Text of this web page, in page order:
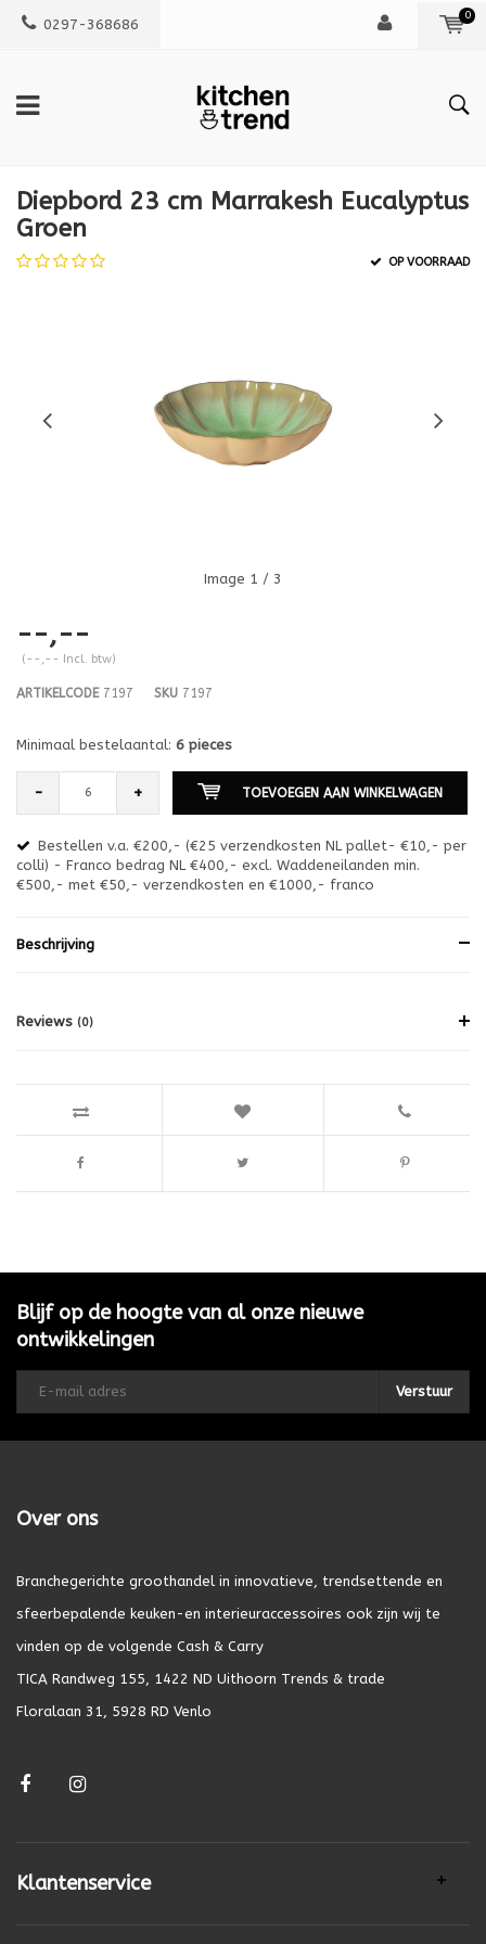
0297-368686
0
Diepbord 23 cm Marrakesh Eucalyptus
Groen
OP VOORRAAD
Image 1 / 3
--,--
(--,-- Incl. btw)
ARTIKELCODE7197 SKU 7197
Minimaal bestelaantal: 6 pieces
- + TOEVOEGEN AAN WINKELWAGEN
Bestellen v.a. €200,- (€25 verzendkosten NL pallet- €10,- per
colli) - Franco bedrag NL €400,- excl. Waddeneilanden min.
€500,- met €50,- verzendkosten en €1000,- franco
Beschrijving
Reviews (0)
Blijf op de hoogte van al onze nieuwe
ontwikkelingen
Verstuur
Over ons
Branchegerichte groothandel in innovatieve, trendsettende en
sfeerbepalende keuken-en interieuraccessoires ook zijn wij te
vinden op de volgende Cash & Carry
TICA Randweg 155, 1422 ND Uithoorn Trends & trade
Floralaan 31, 5928 RD Venlo
Klantenservice